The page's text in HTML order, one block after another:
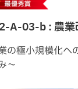
A-03-b : 農業
の極小規模化へ
～